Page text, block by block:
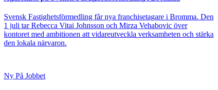
Svensk Fastighetsförmedling får nya franchisetagare i Bromma. Den
1 juli tar Rebecca Vitai Johnsson och Mirza Vehabovic över
kontoret med ambitionen att vidareutveckla verksamheten och stärka
den lokala närvaron.
Ny På Jobbet